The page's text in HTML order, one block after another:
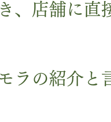
、店舗に直
ラの紹介と